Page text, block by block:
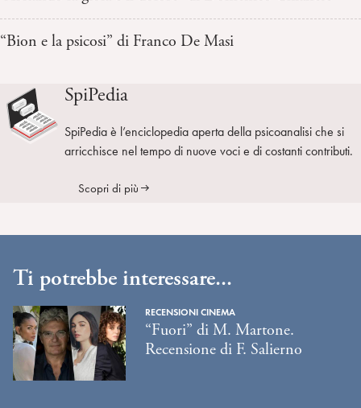
“Bion e la psicosi” di Franco De Masi
SpiPedia
SpiPedia è l’enciclopedia aperta della psicoanalisi che si
arricchisce nel tempo di nuove voci e di costanti contributi.
Scopri di più
Ti potrebbe interessare...
RECENSIONI CINEMA
“Fuori” di M. Martone.
Recensione di F. Salierno